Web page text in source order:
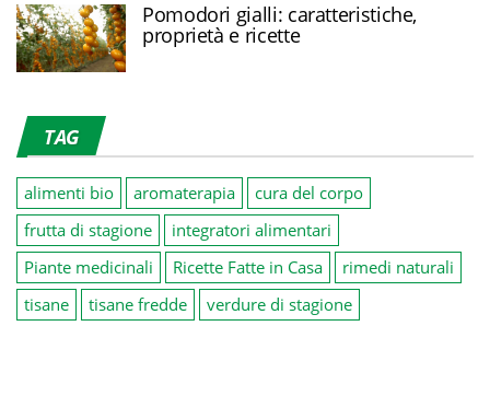
Pomodori gialli: caratteristiche,
proprietà e ricette
TAG
alimenti bio aromaterapia
cura del corpo
frutta di stagione
integratori alimentari
Piante medicinali
Ricette Fatte in Casa
rimedi naturali
tisane
tisane fredde verdure di stagione